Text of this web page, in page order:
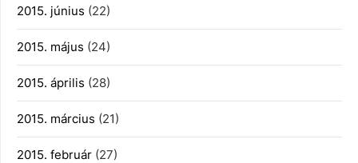
2015. június (22)
2015. május (24)
2015. április (28)
2015. március (21)
2015. február (27)